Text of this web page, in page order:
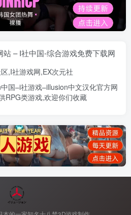
站 – I社中国-综合游戏免费下载网
,I社游戏网,EX次元社
国–i社游戏–illusion中文汉化官方网
RPG类游戏,欢迎你们收藏